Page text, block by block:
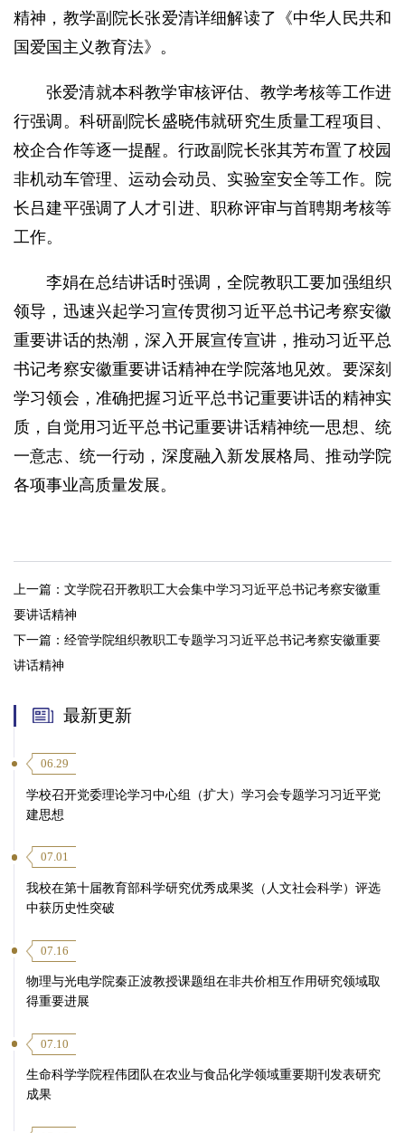
精神，教学副院长张爱清详细解读了《中华人民共和
国爱国主义教育法》。
张爱清就本科教学审核评估、教学考核等工作进
行强调。科研副院长盛晓伟就研究生质量工程项目、
校企合作等逐一提醒。行政副院长张其芳布置了校园
非机动车管理、运动会动员、实验室安全等工作。院
长吕建平强调了人才引进、职称评审与首聘期考核等
工作。
李娟在总结讲话时强调，全院教职工要加强组织
领导，迅速兴起学习宣传贯彻习近平总书记考察安徽
重要讲话的热潮，深入开展宣传宣讲，推动习近平总
书记考察安徽重要讲话精神在学院落地见效。要深刻
学习领会，准确把握习近平总书记重要讲话的精神实
质，自觉用习近平总书记重要讲话精神统一思想、统
一意志、统一行动，深度融入新发展格局、推动学院
各项事业高质量发展。
上一篇： 文学院召开教职工大会集中学习习近平总书记考察安徽重
要讲话精神
下一篇： 经管学院组织教职工专题学习习近平总书记考察安徽重要
讲话精神
最新更新
06.29
学校召开党委理论学习中心组（扩大）学习会专题学习习近平党
建思想
07.01
我校在第十届教育部科学研究优秀成果奖（人文社会科学）评选
中获历史性突破
07.16
物理与光电学院秦正波教授课题组在非共价相互作用研究领域取
得重要进展
07.10
生命科学学院程伟团队在农业与食品化学领域重要期刊发表研究
成果